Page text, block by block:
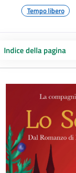
Tempo libero
Indice della pagina